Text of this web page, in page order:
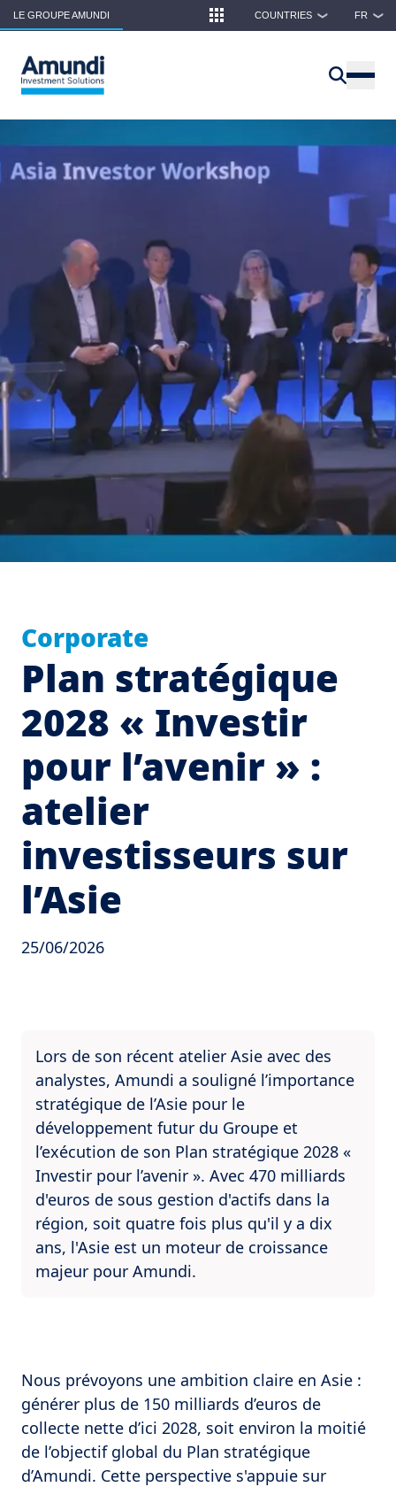
Skip to main content
LE GROUPE AMUNDI COUNTRIES ❯ FR ❯
Corporate
Plan stratégique
2028 « Investir
pour l’avenir » :
atelier
investisseurs sur
l’Asie
25/06/2026
Lors de son récent atelier Asie avec des
analystes, Amundi a souligné l’importance
stratégique de l’Asie pour le
développement futur du Groupe et
l’exécution de son Plan stratégique 2028 «
Investir pour l’avenir ». Avec 470 milliards
d'euros de sous gestion d'actifs dans la
région, soit quatre fois plus qu'il y a dix
ans, l'Asie est un moteur de croissance
majeur pour Amundi.
Nous prévoyons une ambition claire en Asie :
générer plus de 150 milliards d’euros de
collecte nette d’ici 2028, soit environ la moitié
de l’objectif global du Plan stratégique
d’Amundi. Cette perspective s'appuie sur